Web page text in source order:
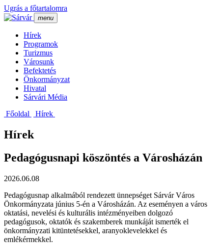
Ugrás a főtartalomra
menu
Hí­rek
Programok
Turizmus
Városunk
Befektetés
Önkormányzat
Hivatal
Sárvári Média
Főoldal
Hí­rek
Hírek
Pedagógusnapi köszöntés a Városházán
2026.06.08
Pedagógusnap alkalmából rendezett ünnepséget Sárvár Város
Önkormányzata június 5-én a Városházán. Az eseményen a város
oktatási, nevelési és kulturális intézményeiben dolgozó
pedagógusok, oktatók és szakemberek munkáját ismerték el
önkormányzati kitüntetésekkel, aranyoklevelekkel és
emlékérmekkel.